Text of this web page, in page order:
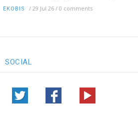
EKOBIS / 29 Jul 26 / 0 comments
SOCIAL